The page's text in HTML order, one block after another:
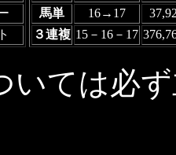
馬単
16→17
３連複 15－16－17
ては必ず